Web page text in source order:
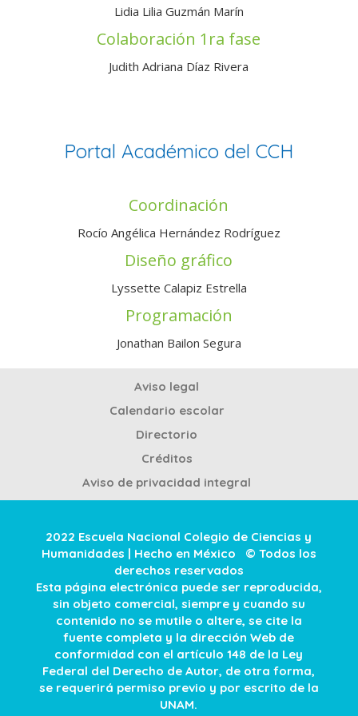
Lidia Lilia Guzmán Marín
Colaboración 1ra fase
Judith Adriana Díaz Rivera
Portal Académico del CCH
Coordinación
Rocío Angélica Hernández Rodríguez
Diseño gráfico
Lyssette Calapiz Estrella
Programación
Jonathan Bailon Segura
Aviso legal
Calendario escolar
Directorio
Créditos
Aviso de privacidad integral
2022 Escuela Nacional Colegio de Ciencias y
Humanidades | Hecho en México © Todos los
derechos reservados
Esta página electrónica puede ser reproducida,
sin objeto comercial, siempre y cuando su
contenido no se mutile o altere, se cite la
fuente completa y la dirección Web de
conformidad con el artículo 148 de la Ley
Federal del Derecho de Autor, de otra forma,
se requerirá permiso previo y por escrito de la
UNAM.